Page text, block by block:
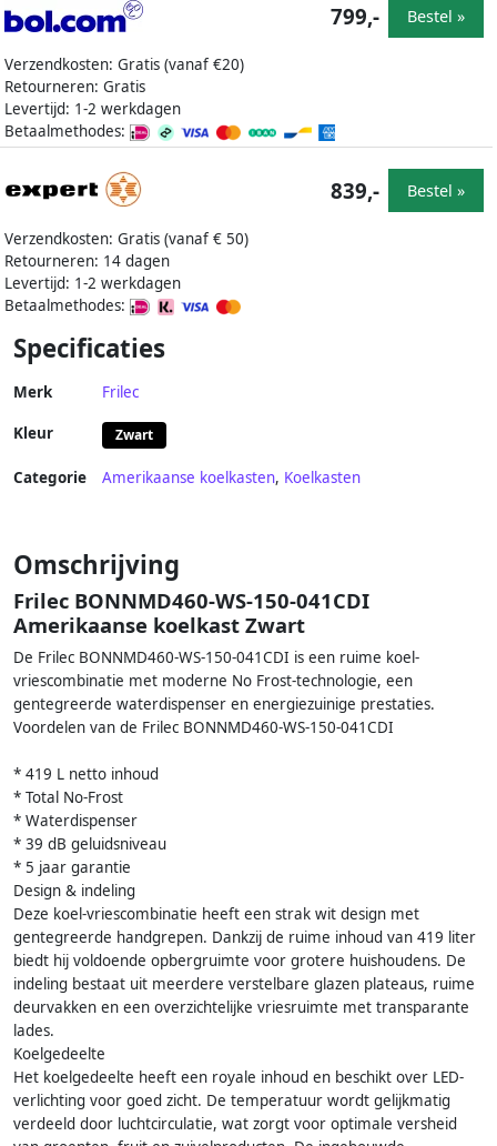
Verzendkosten: Gratis (vanaf €20)
Retourneren: Gratis
Levertijd: 1-2 werkdagen
Betaalmethodes:
799,- Bestel »
Verzendkosten: Gratis (vanaf € 50)
Retourneren: 14 dagen
Levertijd: 1-2 werkdagen
Betaalmethodes:
839,- Bestel »
Specificaties
Merk Frilec
Kleur Zwart
Categorie Amerikaanse koelkasten, Koelkasten
Omschrijving
Frilec BONNMD460-WS-150-041CDI
Amerikaanse koelkast Zwart
De Frilec BONNMD460-WS-150-041CDI is een ruime koel-
vriescombinatie met moderne No Frost-technologie, een
gentegreerde waterdispenser en energiezuinige prestaties.
Voordelen van de Frilec BONNMD460-WS-150-041CDI
* 419 L netto inhoud
* Total No-Frost
* Waterdispenser
* 39 dB geluidsniveau
* 5 jaar garantie
Design & indeling
Deze koel-vriescombinatie heeft een strak wit design met
gentegreerde handgrepen. Dankzij de ruime inhoud van 419 liter
biedt hij voldoende opbergruimte voor grotere huishoudens. De
indeling bestaat uit meerdere verstelbare glazen plateaus, ruime
deurvakken en een overzichtelijke vriesruimte met transparante
lades.
Koelgedeelte
Het koelgedeelte heeft een royale inhoud en beschikt over LED-
verlichting voor goed zicht. De temperatuur wordt gelijkmatig
verdeeld door luchtcirculatie, wat zorgt voor optimale versheid